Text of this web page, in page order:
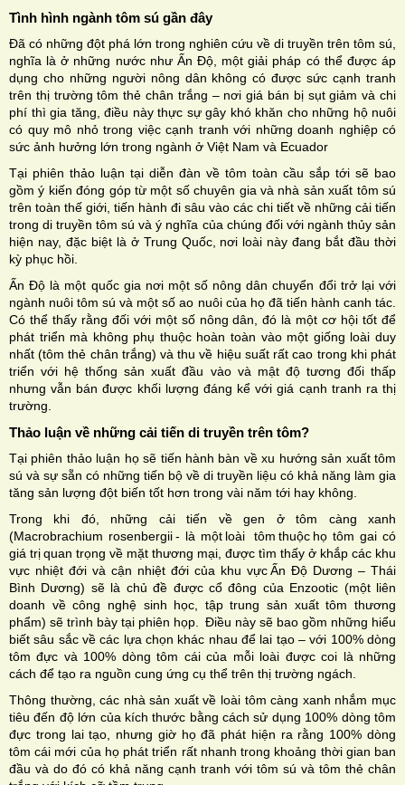
Tình hình ngành tôm sú gần đây
Đã có những đột phá lớn trong nghiên cứu về di truyền trên tôm sú,
nghĩa là ở những nước như Ấn Độ, một giải pháp có thể được áp
dụng cho những người nông dân không có được sức cạnh tranh
trên thị trường tôm thẻ chân trắng – nơi giá bán bị sụt giảm và chi
phí thì gia tăng, điều này thực sự gây khó khăn cho những hộ nuôi
có quy mô nhỏ trong việc cạnh tranh với những doanh nghiệp có
sức ảnh hưởng lớn trong ngành ở Việt Nam và Ecuador
Tại phiên thảo luận tại diễn đàn về tôm toàn cầu sắp tới sẽ bao
gồm ý kiến ​​đóng góp từ một số chuyên gia và nhà sản xuất tôm sú
trên toàn thế giới, tiến hành đi sâu vào các chi tiết về những cải tiến
trong di truyền tôm sú và ý nghĩa của chúng đối với ngành thủy sản
hiện nay, đặc biệt là ở Trung Quốc, nơi loài này đang bắt đầu thời
kỳ phục hồi.
Ấn Độ là một quốc gia nơi một số nông dân chuyển đổi trở lại với
ngành nuôi tôm sú và một số ao nuôi của họ đã tiến hành canh tác.
Có thể thấy rằng đối với một số nông dân, đó là một cơ hội tốt để
phát triển mà không phụ thuộc hoàn toàn vào một giống loài duy
nhất (tôm thẻ chân trắng) và thu về hiệu suất rất cao trong khi phát
triển với hệ thống sản xuất đầu vào và mật độ tương đối thấp
nhưng vẫn bán được khối lượng đáng kể với giá cạnh tranh ra thị
trường.
Thảo luận về những cải tiến di truyền trên tôm?
Tại phiên thảo luận họ sẽ tiến hành bàn về xu hướng sản xuất tôm
sú và sự sẵn có những tiến bộ về di truyền liệu có khả năng làm gia
tăng sản lượng đột biến tốt hơn trong vài năm tới hay không.
Trong khi đó, những cải tiến về gen ở tôm càng xanh
(Macrobrachium rosenbergii - là một loài tôm thuộc họ tôm gai có
giá trị quan trọng về mặt thương mại, được tìm thấy ở khắp các khu
vực nhiệt đới và cận nhiệt đới của khu vực Ấn Độ Dương – Thái
Bình Dương) sẽ là chủ đề được cổ đông của Enzootic (một liên
doanh về công nghệ sinh học, tập trung sản xuất tôm thương
phẩm) sẽ trình bày tại phiên họp. Điều này sẽ bao gồm những hiểu
biết sâu sắc về các lựa chọn khác nhau để lai tạo – với 100% dòng
tôm đực và 100% dòng tôm cái của mỗi loài được coi là những
cách để tạo ra nguồn cung ứng cụ thể trên thị trường ngách.
Thông thường, các nhà sản xuất về loài tôm càng xanh nhắm mục
tiêu đến độ lớn của kích thước bằng cách sử dụng 100% dòng tôm
đực trong lai tạo, nhưng giờ họ đã phát hiện ra rằng 100% dòng
tôm cái mới của họ phát triển rất nhanh trong khoảng thời gian ban
đầu và do đó có khả năng cạnh tranh với tôm sú và tôm thẻ chân